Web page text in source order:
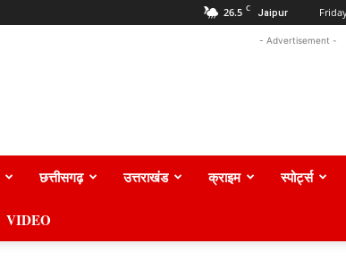
26.5 C Jaipur
- Advertisement -
छत्तीसगढ़ उत्तराखंड क्राइम स्पोर्ट्स
VIDEO